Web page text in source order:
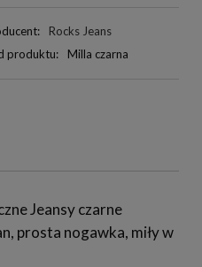
Rocks Jeans
produktu:
Milla czarna
Jeansy czarne
prosta nogawka, miły w